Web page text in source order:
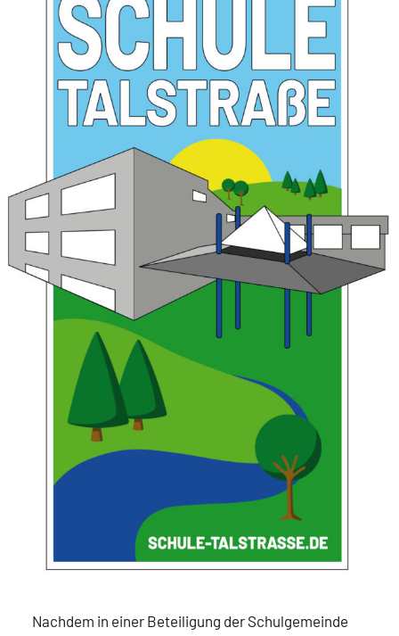
Nachdem in einer Beteiligung der Schulgemeinde